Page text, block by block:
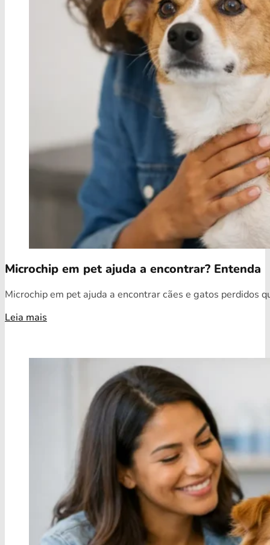
Microchip em pet ajuda a encontrar? Entenda
Microchip em pet ajuda a encontrar cães e gatos perdidos
Leia mais